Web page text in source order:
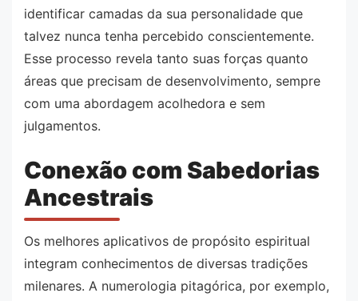
identificar camadas da sua personalidade que
talvez nunca tenha percebido conscientemente.
Esse processo revela tanto suas forças quanto
áreas que precisam de desenvolvimento, sempre
com uma abordagem acolhedora e sem
julgamentos.
Conexão com Sabedorias
Ancestrais
Os melhores aplicativos de propósito espiritual
integram conhecimentos de diversas tradições
milenares. A numerologia pitagórica, por exemplo,